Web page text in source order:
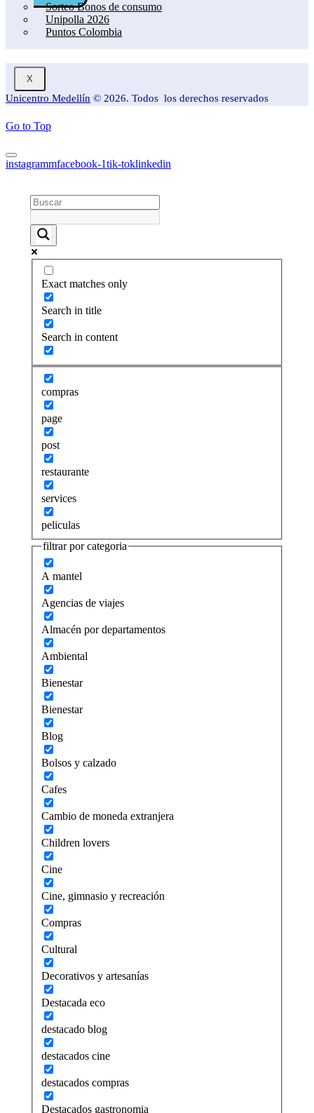
Sorteo Bonos de consumo
Unipolla 2026
Puntos Colombia
X
Unicentro Medellín © 2026. Todos los derechos reservados
Go to Top
instagrammfacebook-1tik-toklinkedin
Exact matches only
Search in title
Search in content
compras
page
post
restaurante
services
peliculas
filtrar por categoria
A mantel
Agencias de viajes
Almacén por departamentos
Ambiental
Bienestar
Bienestar
Blog
Bolsos y calzado
Cafes
Cambio de moneda extranjera
Children lovers
Cine
Cine, gimnasio y recreación
Compras
Cultural
Decorativos y artesanías
Destacada eco
destacado blog
destacados cine
destacados compras
Destacados gastronomia